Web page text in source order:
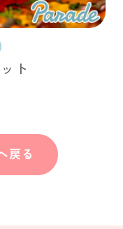
ト
戻る